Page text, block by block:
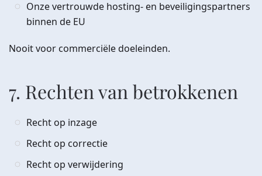
Onze vertrouwde hosting- en beveiligingspartners
binnen de EU
Nooit voor commerciële doeleinden.
7. Rechten van betrokkenen
Recht op inzage
Recht op correctie
Recht op verwijdering